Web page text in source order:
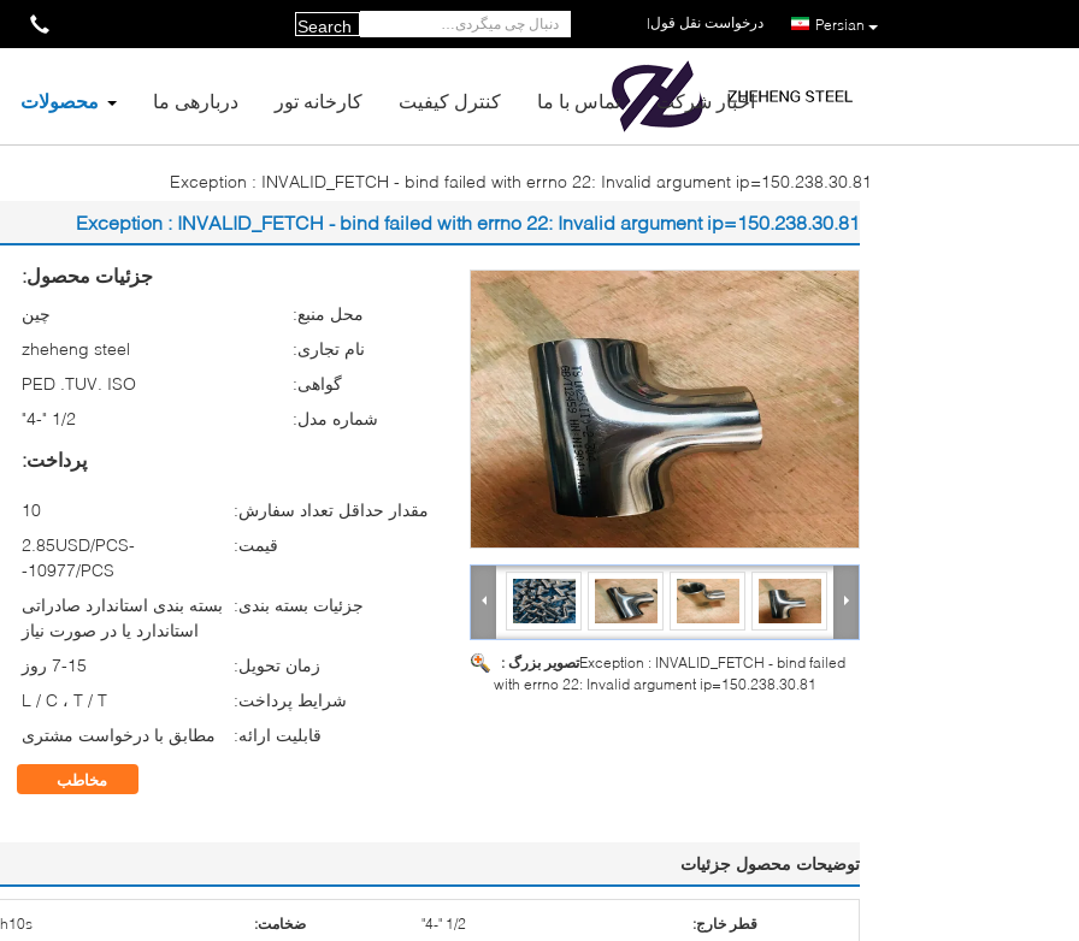
Persian درخواست نقل قول|
Search
محصولات دربارهی ما کارخانه تور کنترل کیفیت تماس با ما اخبار شرکت
Exception : INVALID_FETCH - bind failed with errno 22: Invalid argument ip=150.238.30.81
Exception : INVALID_FETCH - bind failed with errno 22: Invalid argument ip=150.238.30.81
تصویر بزرگ :Exception : INVALID_FETCH - bind failed
with errno 22: Invalid argument ip=150.238.30.81
جزئیات محصول:
محل منبع:
چین
نام تجاری:
zheheng steel
گواهی:
PED .TUV. ISO
شماره مدل:
1/2 "-4"
پرداخت:
مقدار حداقل تعداد سفارش:
10
قیمت:
2.85USD/PCS-
-10977/PCS
جزئیات بسته بندی:
بسته بندی استاندارد صادراتی
استاندارد یا در صورت نیاز
زمان تحویل:
7-15 روز
شرایط پرداخت:
L / C ، T / T
قابلیت ارائه:
مطابق با درخواست مشتری
مخاطب
توضیحات محصول جزئیات
قطر خارج: 1/2 "-4" ضخامت: